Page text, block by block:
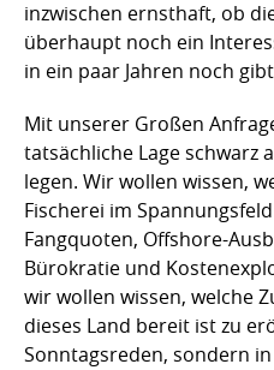
inzwischen ernsthaft, ob
überhaupt noch ein
in ein paar Jahren noch
Mit unserer Großen
tatsächliche Lage schwarz
legen. Wir wollen wissen,
Fischerei im
Fangquoten, Offshore-
Bürokratie und
wir wollen wissen, welche
dieses Land bereit ist zu
Sonntagsreden, sondern